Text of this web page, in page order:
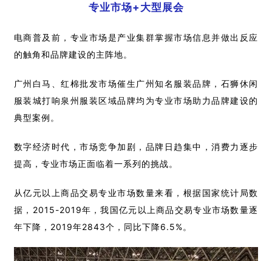
专业市场+大型展会
电商普及前，专业市场是产业集群掌握市场信息并做出反应
的触角和品牌建设的主阵地。
广州白马、红棉批发市场催生广州知名服装品牌，石狮休闲
服装城打响泉州服装区域品牌均为专业市场助力品牌建设的
典型案例。
数字经济时代，市场竞争加剧，品牌日趋集中，消费力逐步
提高，专业市场正面临着一系列的挑战。
从亿元以上商品交易专业市场数量来看，根据国家统计局数
据，2015-2019年，我国亿元以上商品交易专业市场数量逐
年下降，2019年2843个，同比下降6.5%。